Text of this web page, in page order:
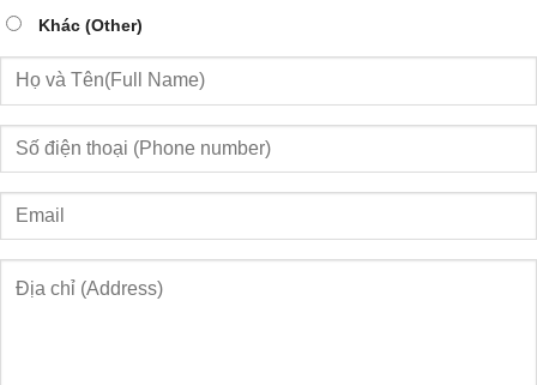
Khác (Other)